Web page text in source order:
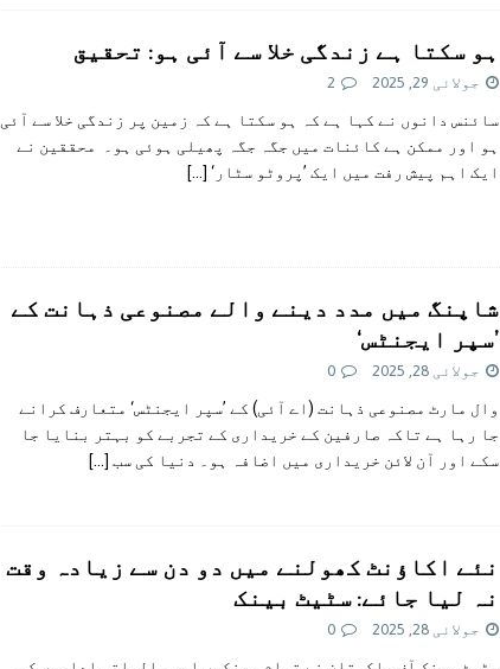
ہو سکتا ہے زندگی خلا سے آئی ہو: تحقیق
جولائی 29, 2025 2
سائنس دانوں نے کہا ہے کہ ہو سکتا ہے کہ زمین پر زندگی خلا سے آئی
ہو اور ممکن ہے کائنات میں جگہ جگہ پھیلی ہوئی ہو۔ محققین نے
ایک اہم پیش رفت میں ایک ’پروٹو سٹار‘ […]
شاپنگ میں مدد دینے والے مصنوعی ذہانت کے
’سپر ایجنٹس‘
جولائی 28, 2025 0
وال مارٹ مصنوعی ذہانت (اے آئی) کے ’سپر ایجنٹس‘ متعارف کرانے
جا رہا ہے تاکہ صارفین کے خریداری کے تجربے کو بہتر بنایا جا
سکے اور آن لائن خریداری میں اضافہ ہو۔ دنیا کی سب […]
نئے اکاؤنٹ کھولنے میں دو دن سے زیادہ وقت
نہ لیا جائے: سٹیٹ بینک
جولائی 28, 2025 0